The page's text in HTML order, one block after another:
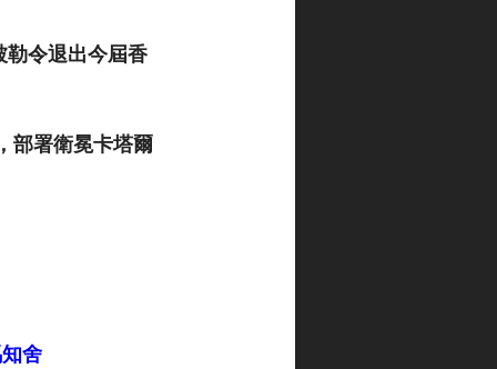
勒令退出今屆香
部署衛冕卡塔爾
舍